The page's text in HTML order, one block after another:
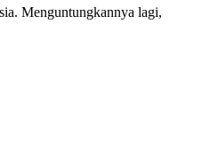
Menguntungkannya lagi,